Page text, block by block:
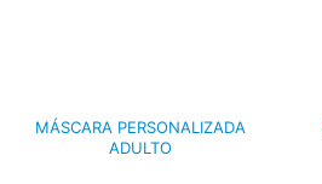
MÁSCARA PERSONALIZADA
ADULTO